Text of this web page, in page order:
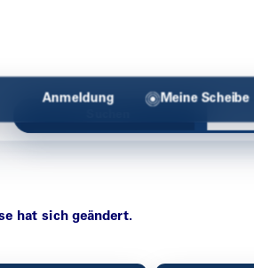
Anmeldung Meine Scheibe
hat sich geändert.